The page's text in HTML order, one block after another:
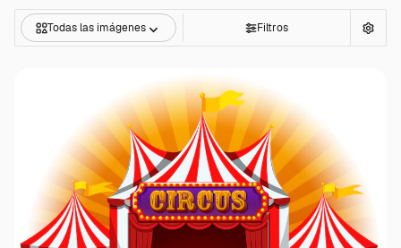
Todas las imágenes Filtros